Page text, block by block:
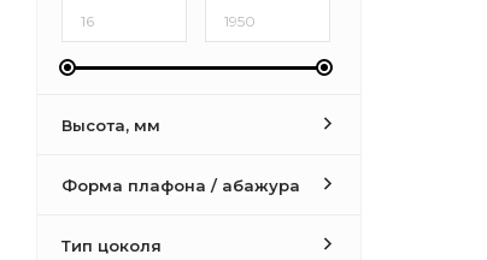
Высота, мм
Форма плафона / абажура
Тип цоколя